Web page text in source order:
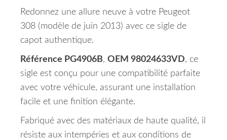
Redonnez une allure neuve à votre Peugeot
308 (modèle de juin 2013) avec ce sigle de
capot authentique.
Référence PG4906B, OEM 98024633VD, ce
sigle est conçu pour une compatibilité parfaite
avec votre véhicule, assurant une installation
facile et une finition élégante.
Fabriqué avec des matériaux de haute qualité, il
résiste aux intempéries et aux conditions de